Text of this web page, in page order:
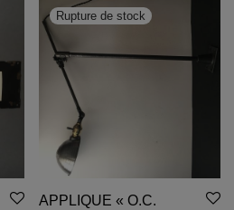
APPLIQUE « O.C.